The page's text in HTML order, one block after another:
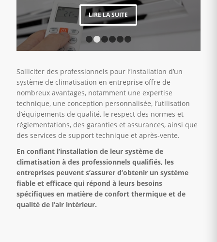
LIRE LA SUITE
Solliciter des professionnels pour l’installation d’un
système de climatisation en entreprise offre de
nombreux avantages, notamment une expertise
technique, une conception personnalisée, l’utilisation
d’équipements de qualité, le respect des normes et
réglementations, des garanties et assurances, ainsi que
des services de support technique et après-vente.
En confiant l’installation de leur système de
climatisation à des professionnels qualifiés, les
entreprises peuvent s’assurer d’obtenir un système
fiable et efficace qui répond à leurs besoins
spécifiques en matière de confort thermique et de
qualité de l’air intérieur.